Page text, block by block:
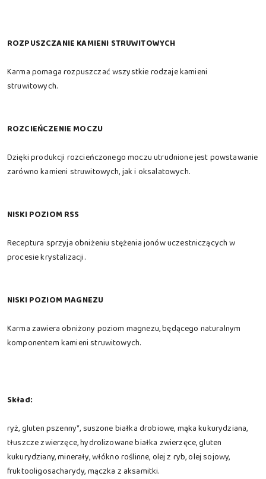
ROZPUSZCZANIE KAMIENI STRUWITOWYCH
Karma pomaga rozpuszczać wszystkie rodzaje kamieni
struwitowych.
ROZCIEŃCZENIE MOCZU
Dzięki produkcji rozcieńczonego moczu utrudnione jest powstawanie
zarówno kamieni struwitowych, jak i oksalatowych.
NISKI POZIOM RSS
Receptura sprzyja obniżeniu stężenia jonów uczestniczących w
procesie krystalizacji.
NISKI POZIOM MAGNEZU
Karma zawiera obniżony poziom magnezu, będącego naturalnym
komponentem kamieni struwitowych.
Skład:
ryż, gluten pszenny*, suszone białka drobiowe, mąka kukurydziana,
tłuszcze zwierzęce, hydrolizowane białka zwierzęce, gluten
kukurydziany, minerały, włókno roślinne, olej z ryb, olej sojowy,
fruktooligosacharydy, mączka z aksamitki.